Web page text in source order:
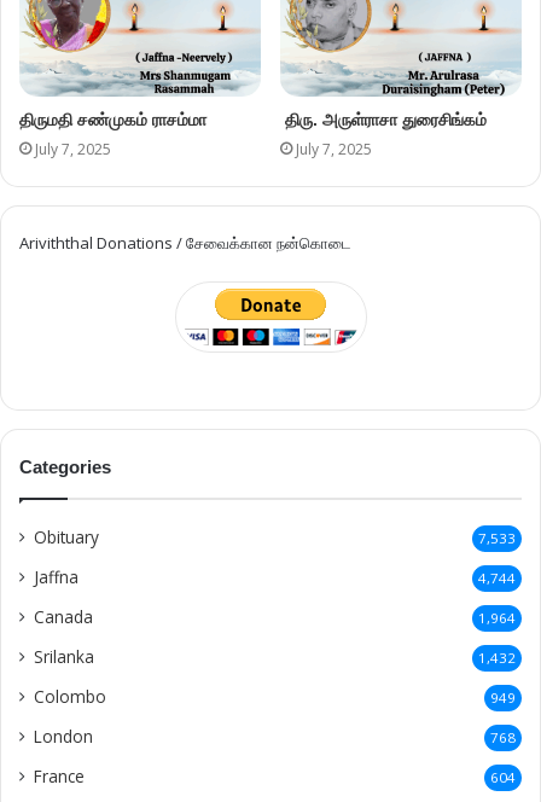
திருமதி சண்முகம் ராசம்மா
July 7, 2025
திரு. அருள்ராசா துரைசிங்கம்
July 7, 2025
Ariviththal Donations / சேவைக்கான நன்கொடை
Categories
Obituary 7,533
Jaffna 4,744
Canada 1,964
Srilanka 1,432
Colombo 949
London 768
France 604